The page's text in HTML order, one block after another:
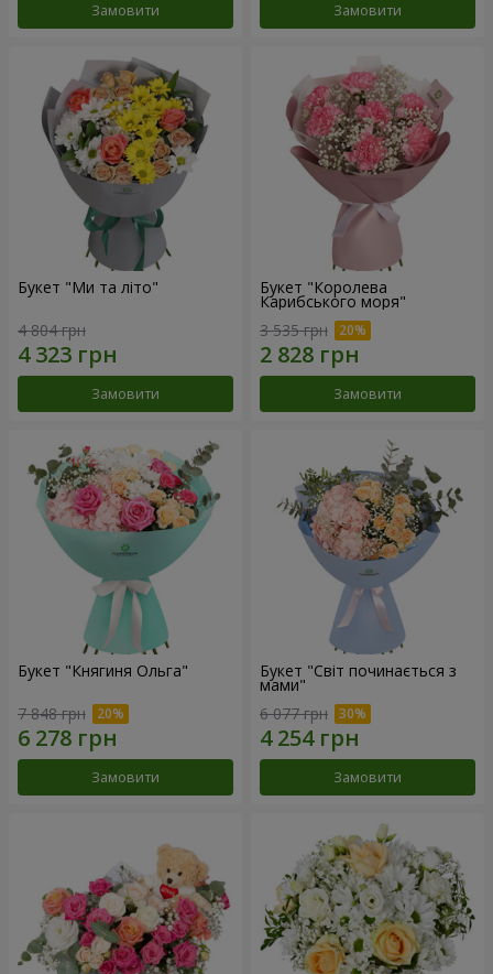
Замовити Замовити
Букет "Ми та літо"
4 804 грн
Замовити
Букет "Королева
Карибського моря"
3 535 грн
Замовити
Букет "Княгиня Ольга"
7 848 грн
Замовити
Букет "Світ починається з
мами"
6 077 грн
Замовити